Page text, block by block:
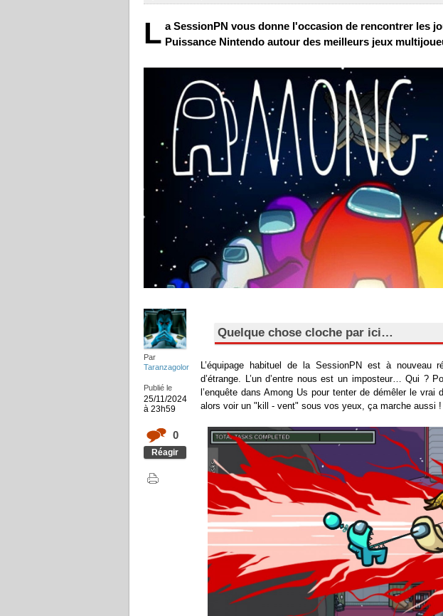
L a SessionPN vous donne l'occasion de rencontrer les
Puissance Nintendo autour des meilleurs jeux
Par
Taranzagolor
Publié le
25/11/2024
à 23h59
0
Réagir
Quelque chose cloche par ici…
L’équipage habituel de la SessionPN est à
d’étrange. L’un d’entre nous est un imposteur… Qui ?
l’enquête dans Among Us pour tenter de démêler le
alors voir un "kill - vent" sous vos yeux, ça marche aussi !